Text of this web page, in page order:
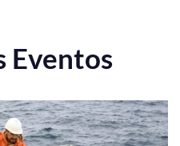
Eventos